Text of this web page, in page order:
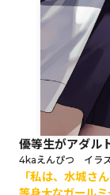
優等生がアダル
4kaえんぴつ イラ
「私は、水城さ